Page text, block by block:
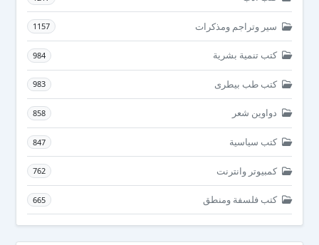
سير وتراجم ومذكرات 1157
كتب تنمية بشرية 984
كتب طب بيطرى 983
دواوين شعر 858
كتب سياسية 847
كمبيوتر وانترنت 762
كتب فلسفة ومنطق 665